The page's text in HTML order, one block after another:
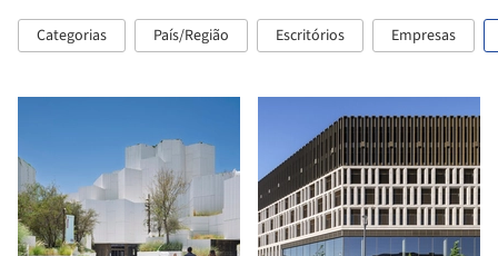
Categorias País/Região Escritórios Empresas